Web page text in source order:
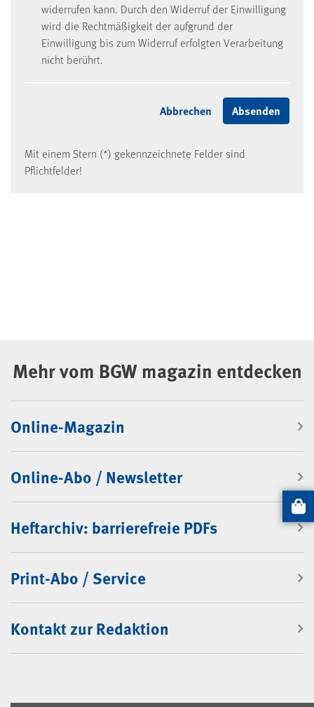
widerrufen kann. Durch den Widerruf der Einwilligung
wird die Rechtmäßigkeit der aufgrund der
Einwilligung bis zum Widerruf erfolgten Verarbeitung
nicht berührt.
Mit einem Stern (*) gekennzeichnete Felder sind
Pflichtfelder!
Mehr vom BGW magazin entdecken
Online-Magazin
Online-Abo / Newsletter
Heftarchiv: barrierefreie PDFs
Print-Abo / Service
Kontakt zur Redaktion
Artikel